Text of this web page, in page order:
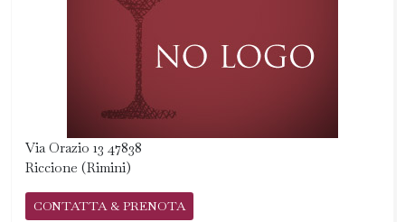
Via Orazio 13 47838
Riccione (Rimini)
CONTATTA & PRENOTA